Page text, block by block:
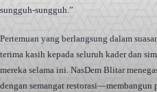
sungguh-sungguh.”
Pertemuan yang berlangsung dalam
terima kasih kepada seluruh kader dan
mereka selama ini. NasDem Blitar
dengan semangat